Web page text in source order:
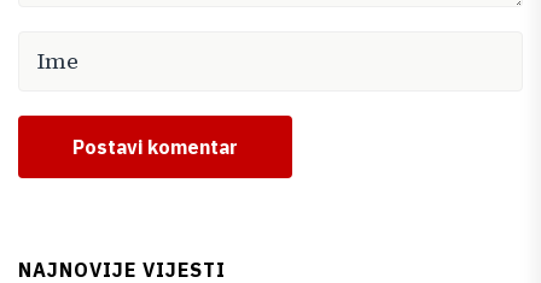
Postavi komentar
NAJNOVIJE VIJESTI